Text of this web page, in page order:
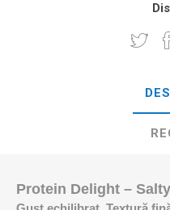
Protein Delight –